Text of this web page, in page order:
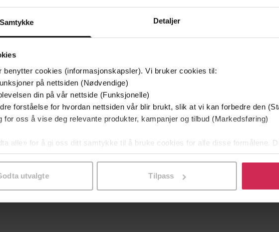
Samtykke Detaljer
benytter cookies (informasjonskapsler). Vi bruker cookies til:
på nettsiden (Nødvendige)
din på vår nettside (Funksjonelle)
forståelse for hvordan nettsiden vår blir brukt, slik at vi kan forbedre den
for oss å vise deg relevante produkter, kampanjer og tilbud (Markedsføring)
alle» for å gi oss ditt samtykke til å bruke cookies for alle disse formålene.
formål ved å klikke på «Tilpass». Du kan når som helst trekke
utvalgte Tilpass
349,-
149,-
Stian Hjelvin Andersen
EBOK